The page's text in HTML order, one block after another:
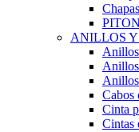
ANILLOS
Cabos
Cinta
Cintas